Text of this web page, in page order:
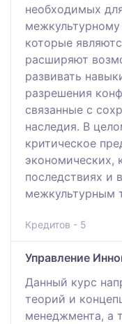
необходимых
которые
расширяют
развивать
разрешения
связанные с
наследия. В
критическое
экономических,
последствиях и
межкультурным
Кредитов - 5
Управление
Данный курс
теорий и
менеджмента, а